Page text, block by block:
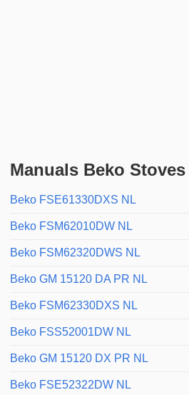
Manuals Beko Stoves
Beko FSE61330DXS NL
Beko FSM62010DW NL
Beko FSM62320DWS NL
Beko GM 15120 DA PR NL
Beko FSM62330DXS NL
Beko FSS52001DW NL
Beko GM 15120 DX PR NL
Beko FSE52322DW NL